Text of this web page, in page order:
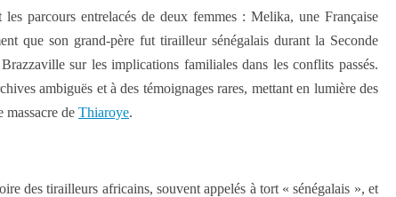
parcours entrelacés de deux femmes : Melika, une Française
que son grand-père fut tirailleur sénégalais durant la Seconde
sur les implications familiales dans les conflits passés.
ambiguës et à des témoignages rares, mettant en lumière des
massacre de Thiaroye.
des tirailleurs africains, souvent appelés à tort « sénégalais », et